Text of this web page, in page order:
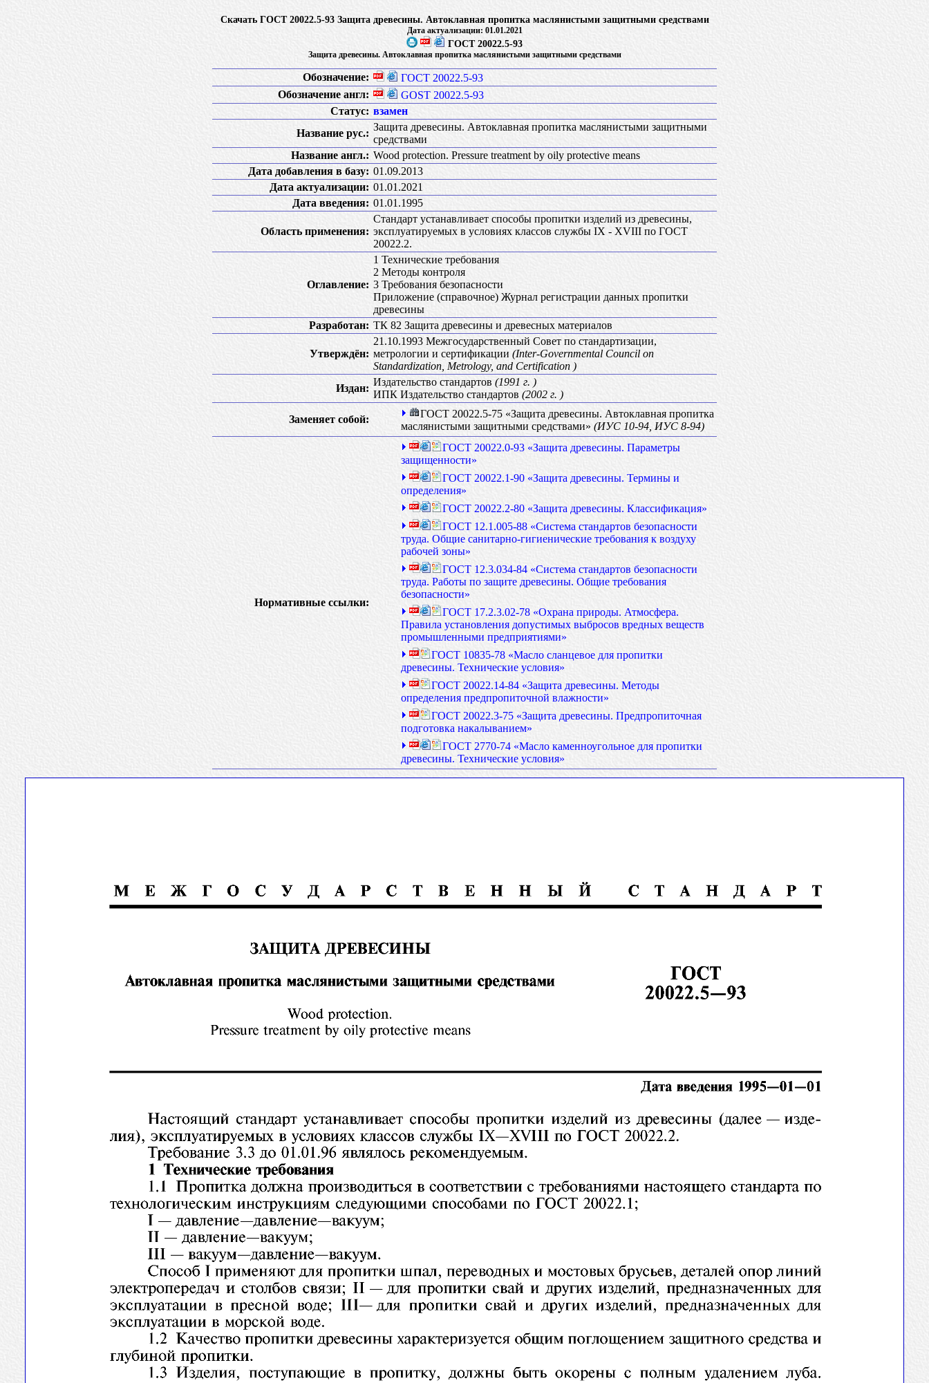
Скачать ГОСТ 20022.5-93 Защита древесины. Автоклавная пропитка маслянистыми защитными средствами
Дата актуализации: 01.01.2021
ГОСТ 20022.5-93
Защита древесины. Автоклавная пропитка маслянистыми защитными средствами
Обозначение:
ГОСТ 20022.5-93
Обозначение англ:
GOST 20022.5-93
Статус: взамен
Название рус.:
Защита древесины. Автоклавная пропитка маслянистыми защитными
средствами
Название англ.: Wood protection. Pressure treatment by oily protective means
Дата добавления в базу: 01.09.2013
Дата актуализации: 01.01.2021
Дата введения: 01.01.1995
Область применения:
Стандарт устанавливает способы пропитки изделий из древесины,
эксплуатируемых в условиях классов службы IX - XVIII по ГОСТ
20022.2.
Оглавление:
1 Технические требования
2 Методы контроля
3 Требования безопасности
Приложение (справочное) Журнал регистрации данных пропитки
древесины
Разработан: ТК 82 Защита древесины и древесных материалов
Утверждён:
21.10.1993 Межгосударственный Совет по стандартизации,
метрологии и сертификации (Inter-Governmental Council on
Standardization, Metrology, and Certification )
Издан:
Издательство стандартов (1991 г. )
ИПК Издательство стандартов (2002 г. )
Заменяет собой:
ГОСТ 20022.5-75 «Защита древесины. Автоклавная пропитка
маслянистыми защитными средствами» (ИУС 10-94, ИУС 8-94)
Нормативные ссылки:
ГОСТ 20022.0-93 «Защита древесины. Параметры
защищенности»
ГОСТ 20022.1-90 «Защита древесины. Термины и
определения»
ГОСТ 20022.2-80 «Защита древесины. Классификация»
ГОСТ 12.1.005-88 «Система стандартов безопасности
труда. Общие санитарно-гигиенические требования к воздуху
рабочей зоны»
ГОСТ 12.3.034-84 «Система стандартов безопасности
труда. Работы по защите древесины. Общие требования
безопасности»
ГОСТ 17.2.3.02-78 «Охрана природы. Атмосфера.
Правила установления допустимых выбросов вредных веществ
промышленными предприятиями»
ГОСТ 10835-78 «Масло сланцевое для пропитки
древесины. Технические условия»
ГОСТ 20022.14-84 «Защита древесины. Методы
определения предпропиточной влажности»
ГОСТ 20022.3-75 «Защита древесины. Предпропиточная
подготовка накалыванием»
ГОСТ 2770-74 «Масло каменноугольное для пропитки
древесины. Технические условия»